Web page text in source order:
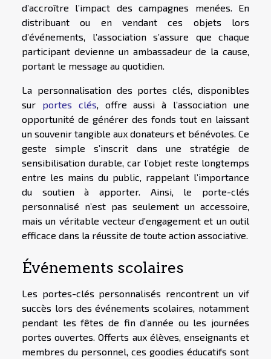
d’accroître l’impact des campagnes menées. En
distribuant ou en vendant ces objets lors
d’événements, l’association s’assure que chaque
participant devienne un ambassadeur de la cause,
portant le message au quotidien.
La personnalisation des portes clés, disponibles
sur portes clés, offre aussi à l’association une
opportunité de générer des fonds tout en laissant
un souvenir tangible aux donateurs et bénévoles. Ce
geste simple s’inscrit dans une stratégie de
sensibilisation durable, car l’objet reste longtemps
entre les mains du public, rappelant l’importance
du soutien à apporter. Ainsi, le porte-clés
personnalisé n’est pas seulement un accessoire,
mais un véritable vecteur d’engagement et un outil
efficace dans la réussite de toute action associative.
Événements scolaires
Les portes-clés personnalisés rencontrent un vif
succès lors des événements scolaires, notamment
pendant les fêtes de fin d’année ou les journées
portes ouvertes. Offerts aux élèves, enseignants et
membres du personnel, ces goodies éducatifs sont